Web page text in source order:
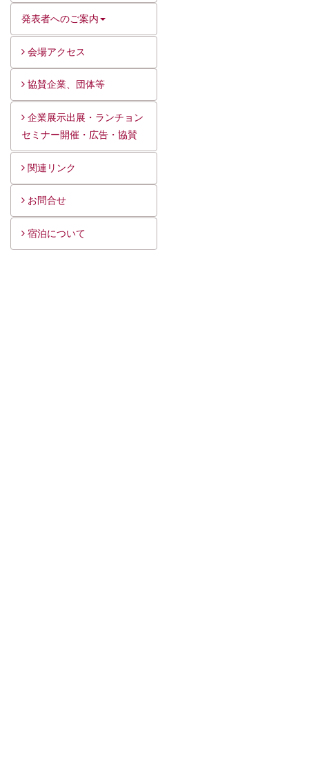
発表者へのご案内
会場アクセス
協賛企業、団体等
企業展示出展・ランチョン
セミナー開催・広告・協賛
関連リンク
お問合せ
宿泊について